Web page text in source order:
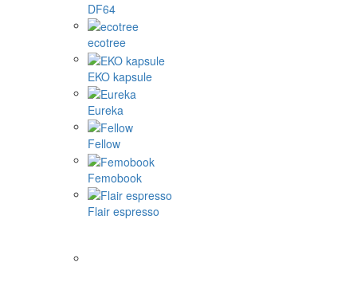
DF64
ecotree
EKO kapsule
Eureka
Fellow
Femobook
Flair espresso